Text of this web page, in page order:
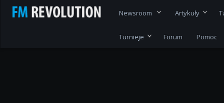
Newsroom Artykuły
Turnieje Forum Pomoc